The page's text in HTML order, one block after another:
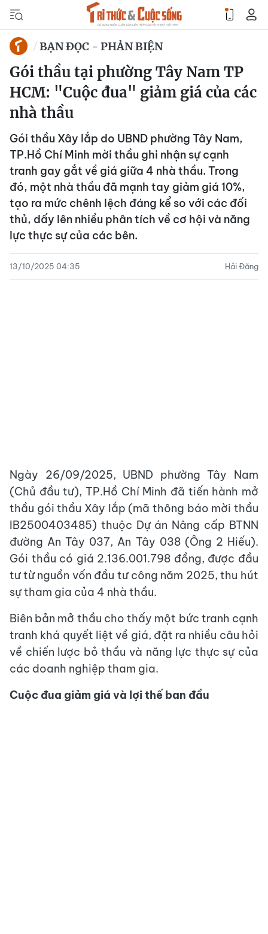
BẠN ĐỌC - PHẢN BIỆN
Gói thầu tại phường Tây Nam TP
HCM: "Cuộc đua" giảm giá của các
nhà thầu
Gói thầu Xây lắp do UBND phường Tây Nam,
TP.Hồ Chí Minh mời thầu ghi nhận sự cạnh
tranh gay gắt về giá giữa 4 nhà thầu. Trong
đó, một nhà thầu đã mạnh tay giảm giá 10%,
tạo ra mức chênh lệch đáng kể so với các đối
thủ, dấy lên nhiều phân tích về cơ hội và năng
lực thực sự của các bên.
13/10/2025 04:35 Hải Đăng
Ngày 26/09/2025, UBND phường Tây Nam
(Chủ đầu tư), TP.Hồ Chí Minh đã tiến hành mở
thầu gói thầu Xây lắp (mã thông báo mời thầu
IB2500403485) thuộc Dự án Nâng cấp BTNN
đường An Tây 037, An Tây 038 (Ông 2 Hiếu).
Gói thầu có giá 2.136.001.798 đồng, được đầu
tư từ nguồn vốn đầu tư công năm 2025, thu hút
sự tham gia của 4 nhà thầu.
Biên bản mở thầu cho thấy một bức tranh cạnh
tranh khá quyết liệt về giá, đặt ra nhiều câu hỏi
về chiến lược bỏ thầu và năng lực thực sự của
các doanh nghiệp tham gia.
Cuộc đua giảm giá và lợi thế ban đầu